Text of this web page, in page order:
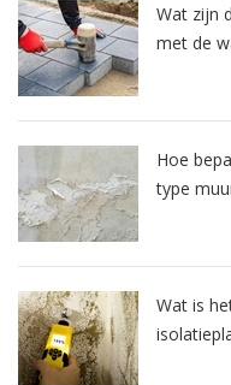
Wat zijn
met de
Hoe
type
Wat is